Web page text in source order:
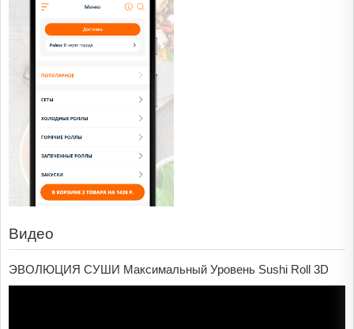
Видео
ЭВОЛЮЦИЯ СУШИ Максимальный Уровень Sushi Roll 3D